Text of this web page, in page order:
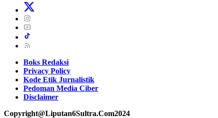
Boks Redaksi
Privacy Policy
Kode Etik Jurnalistik
Pedoman Media Ciber
Disclaimer
Copyright@Liputan6Sultra.Com2024